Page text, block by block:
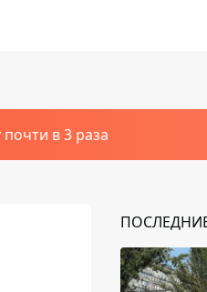
в 3 раза